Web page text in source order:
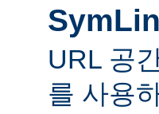
URL 공
를 사용